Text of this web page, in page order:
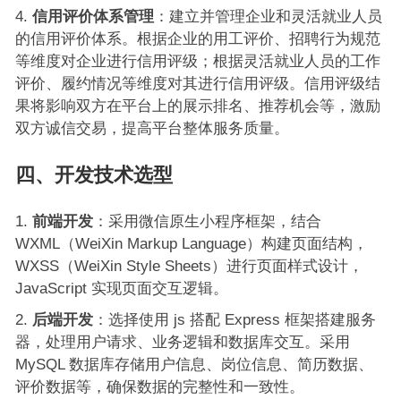
信用评价体系管理 ：建立并管理企业和灵活就业人员
的信用评价体系。根据企业的用工评价、招聘行为规范
等维度对企业进行信用评级；根据灵活就业人员的工作
评价、履约情况等维度对其进行信用评级。信用评级结
果将影响双方在平台上的展示排名、推荐机会等，激励
双方诚信交易，提高平台整体服务质量。
四、开发技术选型
前端开发：采用微信原生小程序框架，结合
WXML（WeiXin Markup Language）构建页面结构，
WXSS（WeiXin Style Sheets）进行页面样式设计，
JavaScript 实现页面交互逻辑。
后端开发：选择使用 js 搭配 Express 框架搭建服务
器，处理用户请求、业务逻辑和数据库交互。采用
MySQL 数据库存储用户信息、岗位信息、简历数据、
评价数据等，确保数据的完整性和一致性。